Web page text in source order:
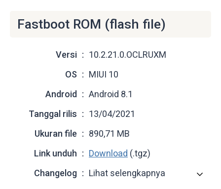
Fastboot ROM (flash file)
Versi
10.2.21.0.OCLRUXM
OS
MIUI 10
Android
Android 8.1
Tanggal rilis
13/04/2021
Ukuran file
890,71 MB
Link unduh
Download (.tgz)
Changelog
Lihat selengkapnya